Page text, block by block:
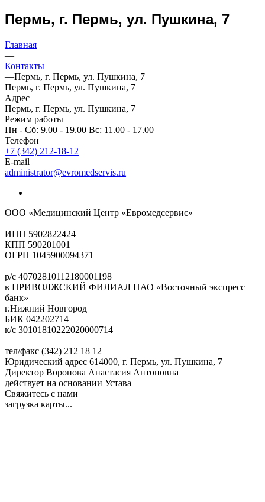
Пермь, г. Пермь, ул. Пушкина, 7
Главная
—
Контакты
—Пермь, г. Пермь, ул. Пушкина, 7
Пермь, г. Пермь, ул. Пушкина, 7
Адрес
Пермь, г. Пермь, ул. Пушкина, 7
Режим работы
Пн - Сб: 9.00 - 19.00 Вс: 11.00 - 17.00
Телефон
+7 (342) 212-18-12
E-mail
administrator@evromedservis.ru
ООО «Медицинский Центр «Евромедсервис»
ИНН ‎5902822424
КПП ‎590201001
ОГРН ‎1045900094371
р/с 40702810112180001198
в ПРИВОЛЖСКИЙ ФИЛИАЛ ПАО «Восточный экспресс
банк»
г.Нижний Новгород
БИК ‎042202714
к/с 30101810222020000714
тел/факс (342) 212 18 12
Юридический адрес 614000, г. Пермь, ул. Пушкина, 7
Директор Воронова Анастасия Антоновна
действует на основании Устава
Свяжитесь с нами
загрузка карты...